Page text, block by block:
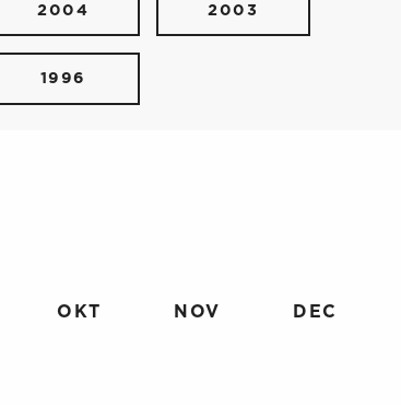
2004 2003
1996
OKT NOV DEC